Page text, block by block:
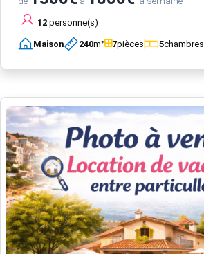
12 personne(s)
Maison 240m² 7pièces 5chambres